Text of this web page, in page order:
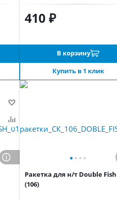
410 ₽
В корзину
Купить в 1 клик
Ракетка для н/т Double Fish
(106)